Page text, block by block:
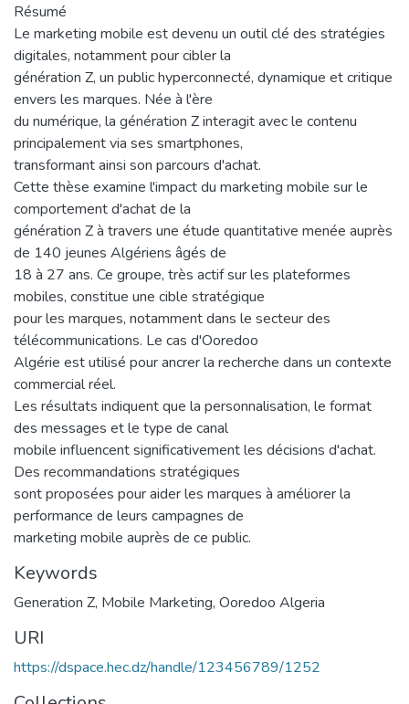
Résumé
Le marketing mobile est devenu un outil clé des stratégies
digitales, notamment pour cibler la
génération Z, un public hyperconnecté, dynamique et critique
envers les marques. Née à l'ère
du numérique, la génération Z interagit avec le contenu
principalement via ses smartphones,
transformant ainsi son parcours d'achat.
Cette thèse examine l'impact du marketing mobile sur le
comportement d'achat de la
génération Z à travers une étude quantitative menée auprès
de 140 jeunes Algériens âgés de
18 à 27 ans. Ce groupe, très actif sur les plateformes
mobiles, constitue une cible stratégique
pour les marques, notamment dans le secteur des
télécommunications. Le cas d'Ooredoo
Algérie est utilisé pour ancrer la recherche dans un contexte
commercial réel.
Les résultats indiquent que la personnalisation, le format
des messages et le type de canal
mobile influencent significativement les décisions d'achat.
Des recommandations stratégiques
sont proposées pour aider les marques à améliorer la
performance de leurs campagnes de
marketing mobile auprès de ce public.
Keywords
Generation Z, Mobile Marketing, Ooredoo Algeria
URI
https://dspace.hec.dz/handle/123456789/1252